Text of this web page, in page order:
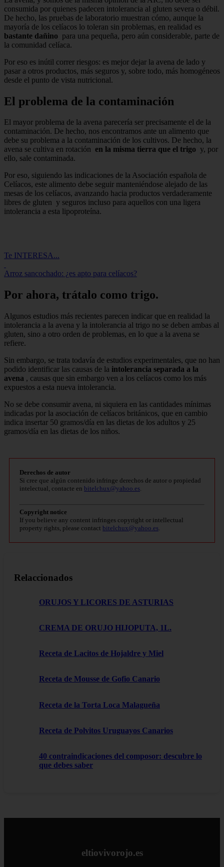
consumida por quienes padecen intolerancia al gluten severa o débil.
De hecho, las pruebas de laboratorio muestran cómo, aunque la
mayoría de los celíacos lo toleran sin problemas, en realidad es
bastante dañino para una pequeña, pero aún considerable, parte de
la comunidad celíaca.
Por eso es inútil correr riesgos: es mejor dejar la avena de lado y
pasar a otros productos, más seguros y, sobre todo, más homogéneos
desde el punto de vista nutricional.
El problema de la contaminación
El mayor problema de la avena parecería ser precisamente el de la
contaminación. De hecho, nos encontramos ante un alimento que
debe su problema a la contaminación de los cultivos. De hecho, la
avena se cultiva en rotación en la misma tierra que el trigo y, por
ello, sale contaminada.
Por eso, siguiendo las indicaciones de la Asociación española de
Celíacos, este alimento debe seguir manteniéndose alejado de las
mesas de los celíacos, avanzando hacia productos verdaderamente
libres de gluten y seguros incluso para aquellos con una ligera
intolerancia a esta lipoproteína.
Te INTERESA...
Arroz sancochado: ¿es apto para celíacos?
Por ahora, trátalo como trigo.
Algunos estudios más recientes parecen indicar que en realidad la
intolerancia a la avena y la intolerancia al trigo no se deben ambas al
gluten, sino a otro orden de problemas, en lo que a la avena se
refiere.
Sin embargo, se trata todavía de estudios experimentales, que no han
podido identificar las causas de la intolerancia separada a la
avena , causas que sin embargo ven a los celíacos como los más
expuestos a esta nueva intolerancia.
No se debe consumir avena, ni siquiera en las cantidades mínimas
indicadas por la asociación de celíacos británicos, que en cambio
indica insertar 50 gramos/día en las dietas de los adultos y 25
gramos/día en las dietas de los niños.
Derechos de autor
Si cree que algún contenido infringe derechos de autor o propiedad
intelectual, contacte en bitelchux@yahoo.es.
Copyright notice
If you believe any content infringes copyright or intellectual
property rights, please contact bitelchux@yahoo.es.
Relaccionados
ORUJOS Y LICORES DE ASTURIAS
CREMA DE ORUJO HIJOPUTA, 1L.
Receta de Lacitos de Hojaldre y Miel
Receta de Mousse de Gofio Canario
Receta de la Torta Loca Malagueña
Receta de Polvitos Uruguayos Canarios
40 contraindicaciones del composor: descubre lo
que debes saber
eltiovivorojo.es